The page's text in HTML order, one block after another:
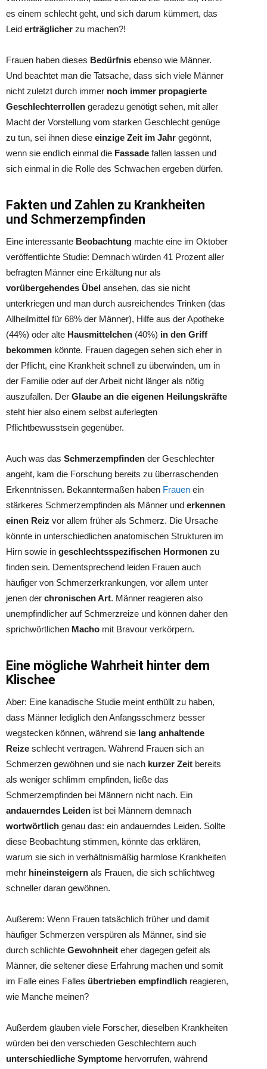
es einem schlecht geht, und sich darum kümmert, das
Leid erträglicher zu machen?!
Frauen haben dieses Bedürfnis ebenso wie Männer.
Und beachtet man die Tatsache, dass sich viele Männer
nicht zuletzt durch immer noch immer propagierte
Geschlechterrollen geradezu genötigt sehen, mit aller
Macht der Vorstellung vom starken Geschlecht genüge
zu tun, sei ihnen diese einzige Zeit im Jahr gegönnt,
wenn sie endlich einmal die Fassade fallen lassen und
sich einmal in die Rolle des Schwachen ergeben dürfen.
Fakten und Zahlen zu Krankheiten
und Schmerzempfinden
Eine interessante Beobachtung machte eine im Oktober
veröffentlichte Studie: Demnach würden 41 Prozent aller
befragten Männer eine Erkältung nur als
vorübergehendes Übel ansehen, das sie nicht
unterkriegen und man durch ausreichendes Trinken (das
Allheilmittel für 68% der Männer), Hilfe aus der Apotheke
(44%) oder alte Hausmittelchen (40%) in den Griff
bekommen könnte. Frauen dagegen sehen sich eher in
der Pflicht, eine Krankheit schnell zu überwinden, um in
der Familie oder auf der Arbeit nicht länger als nötig
auszufallen. Der Glaube an die eigenen Heilungskräfte
steht hier also einem selbst auferlegten
Pflichtbewusstsein gegenüber.
Auch was das Schmerzempfinden der Geschlechter
angeht, kam die Forschung bereits zu überraschenden
Erkenntnissen. Bekanntermaßen haben Frauen ein
stärkeres Schmerzempfinden als Männer und erkennen
einen Reiz vor allem früher als Schmerz. Die Ursache
könnte in unterschiedlichen anatomischen Strukturen im
Hirn sowie in geschlechtsspezifischen Hormonen zu
finden sein. Dementsprechend leiden Frauen auch
häufiger von Schmerzerkrankungen, vor allem unter
jenen der chronischen Art. Männer reagieren also
unempfindlicher auf Schmerzreize und können daher den
sprichwörtlichen Macho mit Bravour verkörpern.
Eine mögliche Wahrheit hinter dem
Klischee
Aber: Eine kanadische Studie meint enthüllt zu haben,
dass Männer lediglich den Anfangsschmerz besser
wegstecken können, während sie lang anhaltende
Reize schlecht vertragen. Während Frauen sich an
Schmerzen gewöhnen und sie nach kurzer Zeit bereits
als weniger schlimm empfinden, ließe das
Schmerzempfinden bei Männern nicht nach. Ein
andauerndes Leiden ist bei Männern demnach
wortwörtlich genau das: ein andauerndes Leiden. Sollte
diese Beobachtung stimmen, könnte das erklären,
warum sie sich in verhältnismäßig harmlose Krankheiten
mehr hineinsteigern als Frauen, die sich schlichtweg
schneller daran gewöhnen.
Außerem: Wenn Frauen tatsächlich früher und damit
häufiger Schmerzen verspüren als Männer, sind sie
durch schlichte Gewohnheit eher dagegen gefeit als
Männer, die seltener diese Erfahrung machen und somit
im Falle eines Falles übertrieben empfindlich reagieren,
wie Manche meinen?
Außerdem glauben viele Forscher, dieselben Krankheiten
würden bei den verschieden Geschlechtern auch
unterschiedliche Symptome hervorrufen, während